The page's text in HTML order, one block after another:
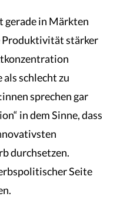
gerade in Märkten
stärker
schlecht zu
sprechen gar
in dem Sinne, dass
durchsetzen.
Seite